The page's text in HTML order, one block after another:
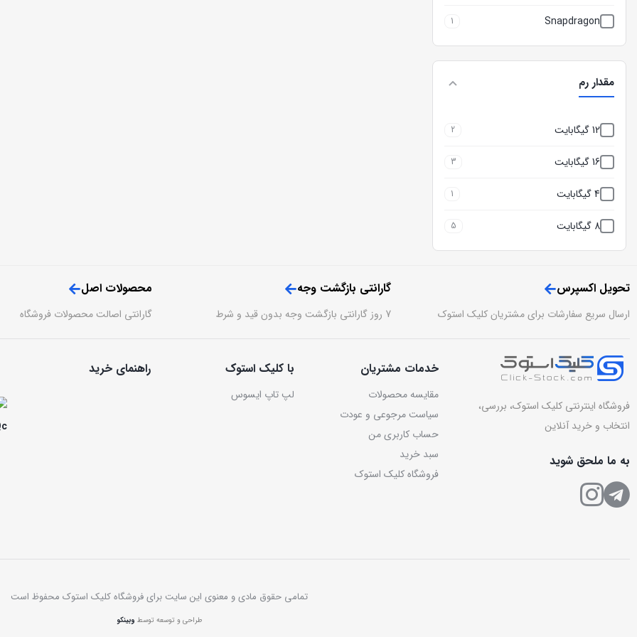
Snapdragon
1
مقدار رم
12 گیگابایت 2
16 گیگابایت 3
4 گیگابایت 1
8 گیگابایت 5
تحویل اکسپرس
ارسال سریع سفارشات برای مشتریان کلیک استوک
گارانتی بازگشت وجه
7 روز گارانتی بازگشت وجه بدون قید و شرط
محصولات اصل
گارانتی اصالت محصولات فروشگاه
فروشگاه اینترنتی کلیک استوک، بررسی،
انتخاب و خرید آنلاین
به ما ملحق شوید
خدمات مشتریان
مقایسه محصولات
سیاست مرجوعی و عودت
حساب کاربری من
سبد خرید
فروشگاه کلیک استوک
با کلیک استوک
لپ تاپ ایسوس
راهنمای خرید
تمامی حقوق مادی و معنوی این سایت برای فروشگاه کلیک استوک محفوظ است
طراحی و توسعه توسط وبینکو